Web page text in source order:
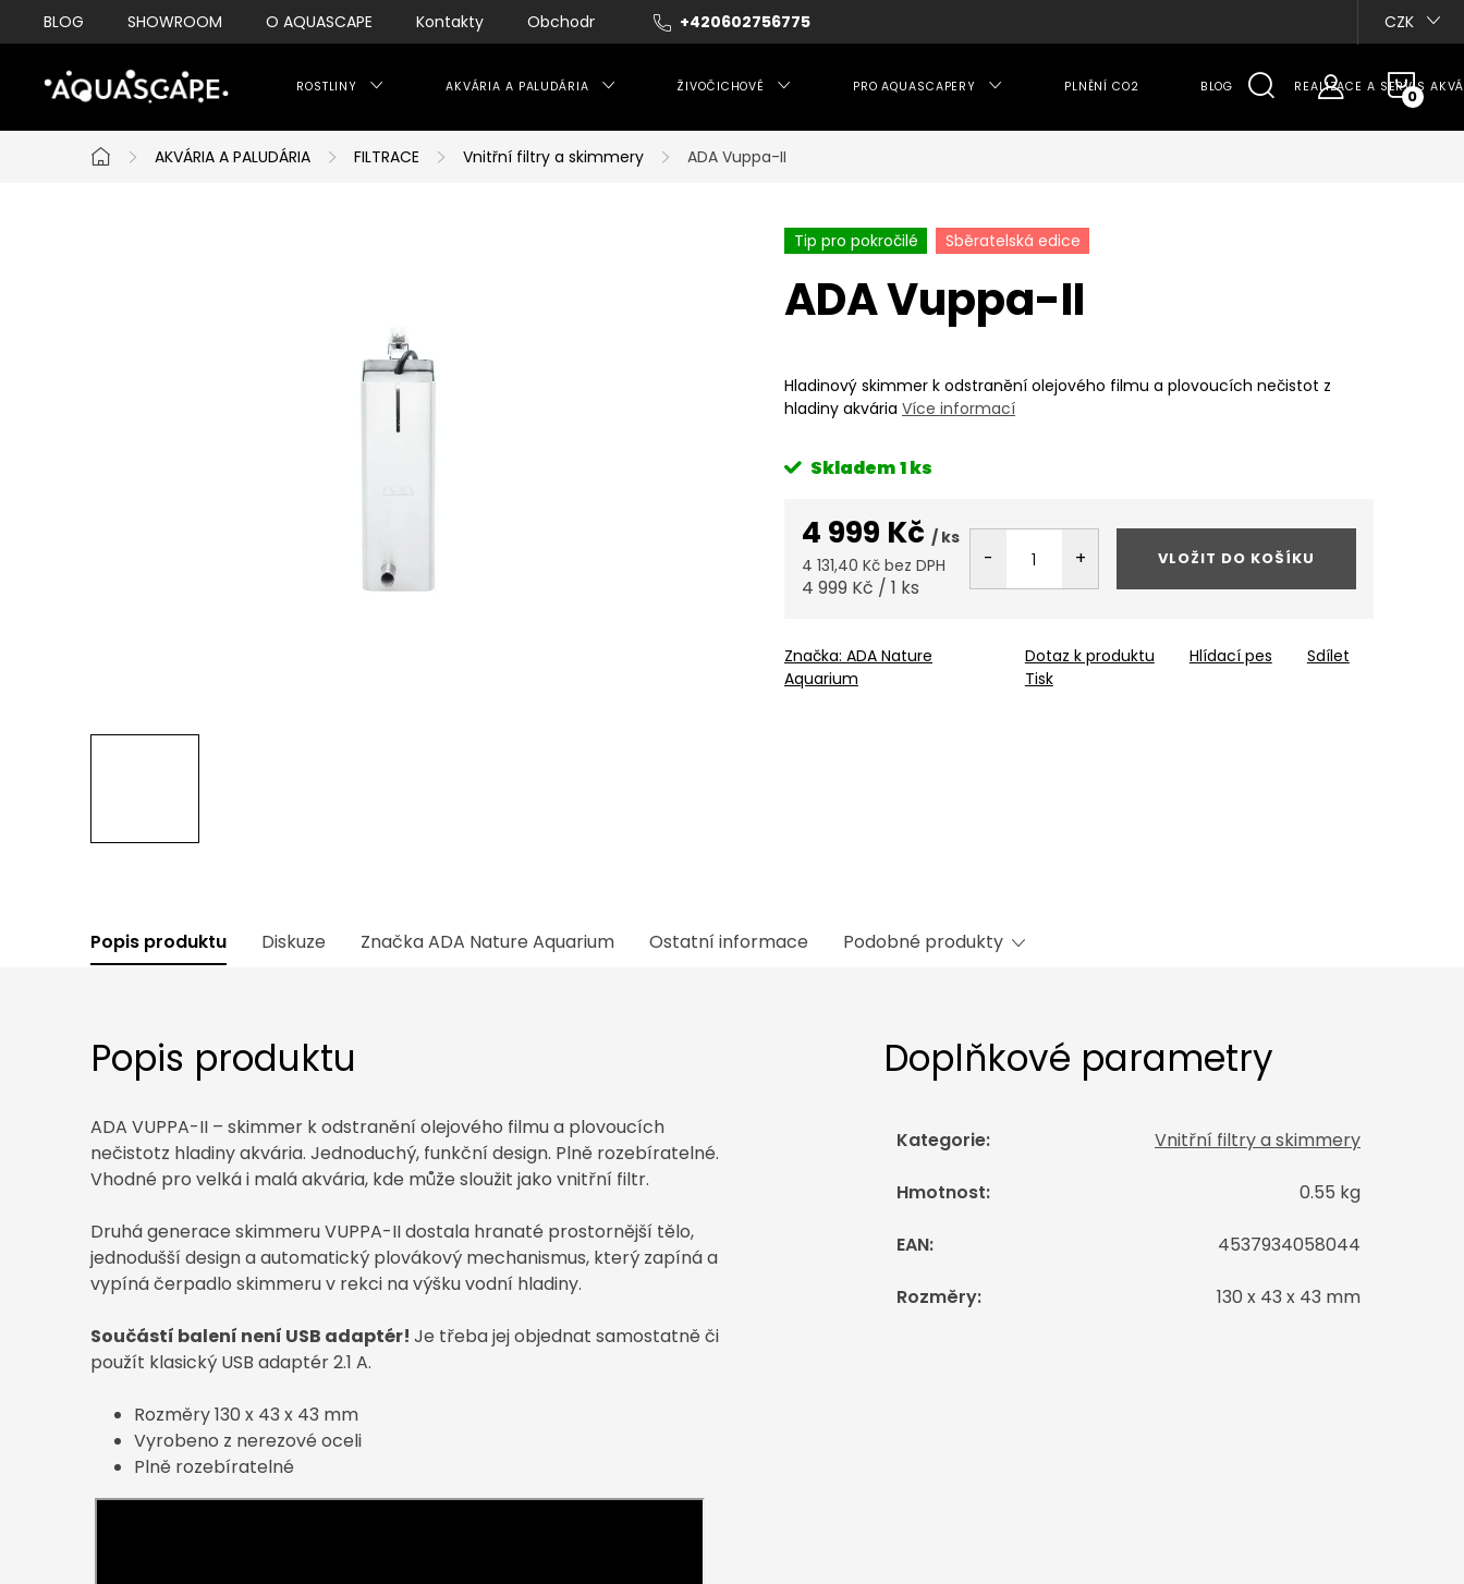
Přejít
na
+420602756775
BLOG SHOWROOM O AQUASCAPE Kontakty Obchodní podmínky Moje objednávka CZK
ROSTLINY AKVÁRIA A PALUDÁRIA ŽIVOČICHOVÉ PRO AQUASCAPERY PLNĚNÍ CO2 BLOG REALIZACE A SERVIS
Domů
AKVÁRIA A PALUDÁRIA FILTRACE Vnitřní filtry a skimmery ADA Vuppa-II
Tip pro pokročilé Sběratelská edice
ADA Vuppa-II
Hladinový skimmer k odstranění olejového filmu a plovoucích nečistot z
hladiny akvária Více informací
Skladem1 ks
4 999 Kč / ks
4 131,40 Kč bez DPH
Měrná
4 999 Kč / 1 ks
VLOŽIT DO KOŠÍKU
Značka: ADA Nature
Aquarium
Tisk
Dotaz k produktu Hlídací pes Sdílet
Popis produktu Diskuze ZnačkaADA Nature Aquarium Ostatní informace Podobné produkty
Popis produktu
ADA VUPPA-II – skimmer k odstranění olejového filmu a plovoucích
nečistotz hladiny akvária. Jednoduchý, funkční design. Plně rozebíratelné.
Vhodné pro velká i malá akvária, kde může sloužit jako vnitřní filtr.
Druhá generace skimmeru VUPPA-II dostala hranaté prostornější tělo,
jednodušší design a automatický plovákový mechanismus, který zapíná a
vypíná čerpadlo skimmeru v rekci na výšku vodní hladiny.
Součástí balení není USB adaptér! Je třeba jej objednat samostatně či
použít klasický USB adaptér 2.1 A.
Rozměry 130 x 43 x 43 mm
Vyrobeno z nerezové oceli
Plně rozebíratelné
Doplňkové parametry
Kategorie: Vnitřní filtry a skimmery
Hmotnost: 0.55 kg
EAN: 4537934058044
Rozměry: 130 x 43 x 43 mm